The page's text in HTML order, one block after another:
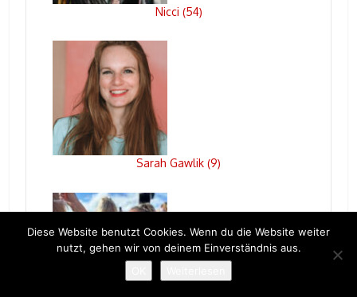
Nicci (54)
Sarah Gawlik (9)
Diese Website benutzt Cookies. Wenn du die Website weiter
nutzt, gehen wir von deinem Einverständnis aus.